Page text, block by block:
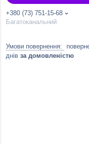
+380 (73) 751-15-68
Багатоканальний
днів за домовленістю